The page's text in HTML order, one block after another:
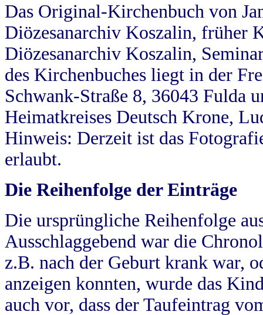
Das Original-Kirchenbuch von
Diözesanarchiv Koszalin, früher
Diözesanarchiv Koszalin,
des Kirchenbuches liegt in der
Schwank-Straße 8, 36043 Fulda
Heimatkreises Deutsch Krone,
Hinweis: Derzeit ist das
erlaubt.
Die Reihenfolge der Einträge
Die ursprüngliche Reihenfolge
Ausschlaggebend war die
z.B. nach der Geburt krank war,
anzeigen konnten, wurde das
auch vor, dass der Taufeintrag